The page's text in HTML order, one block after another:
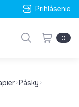
Prihlásenie
0
Pásky